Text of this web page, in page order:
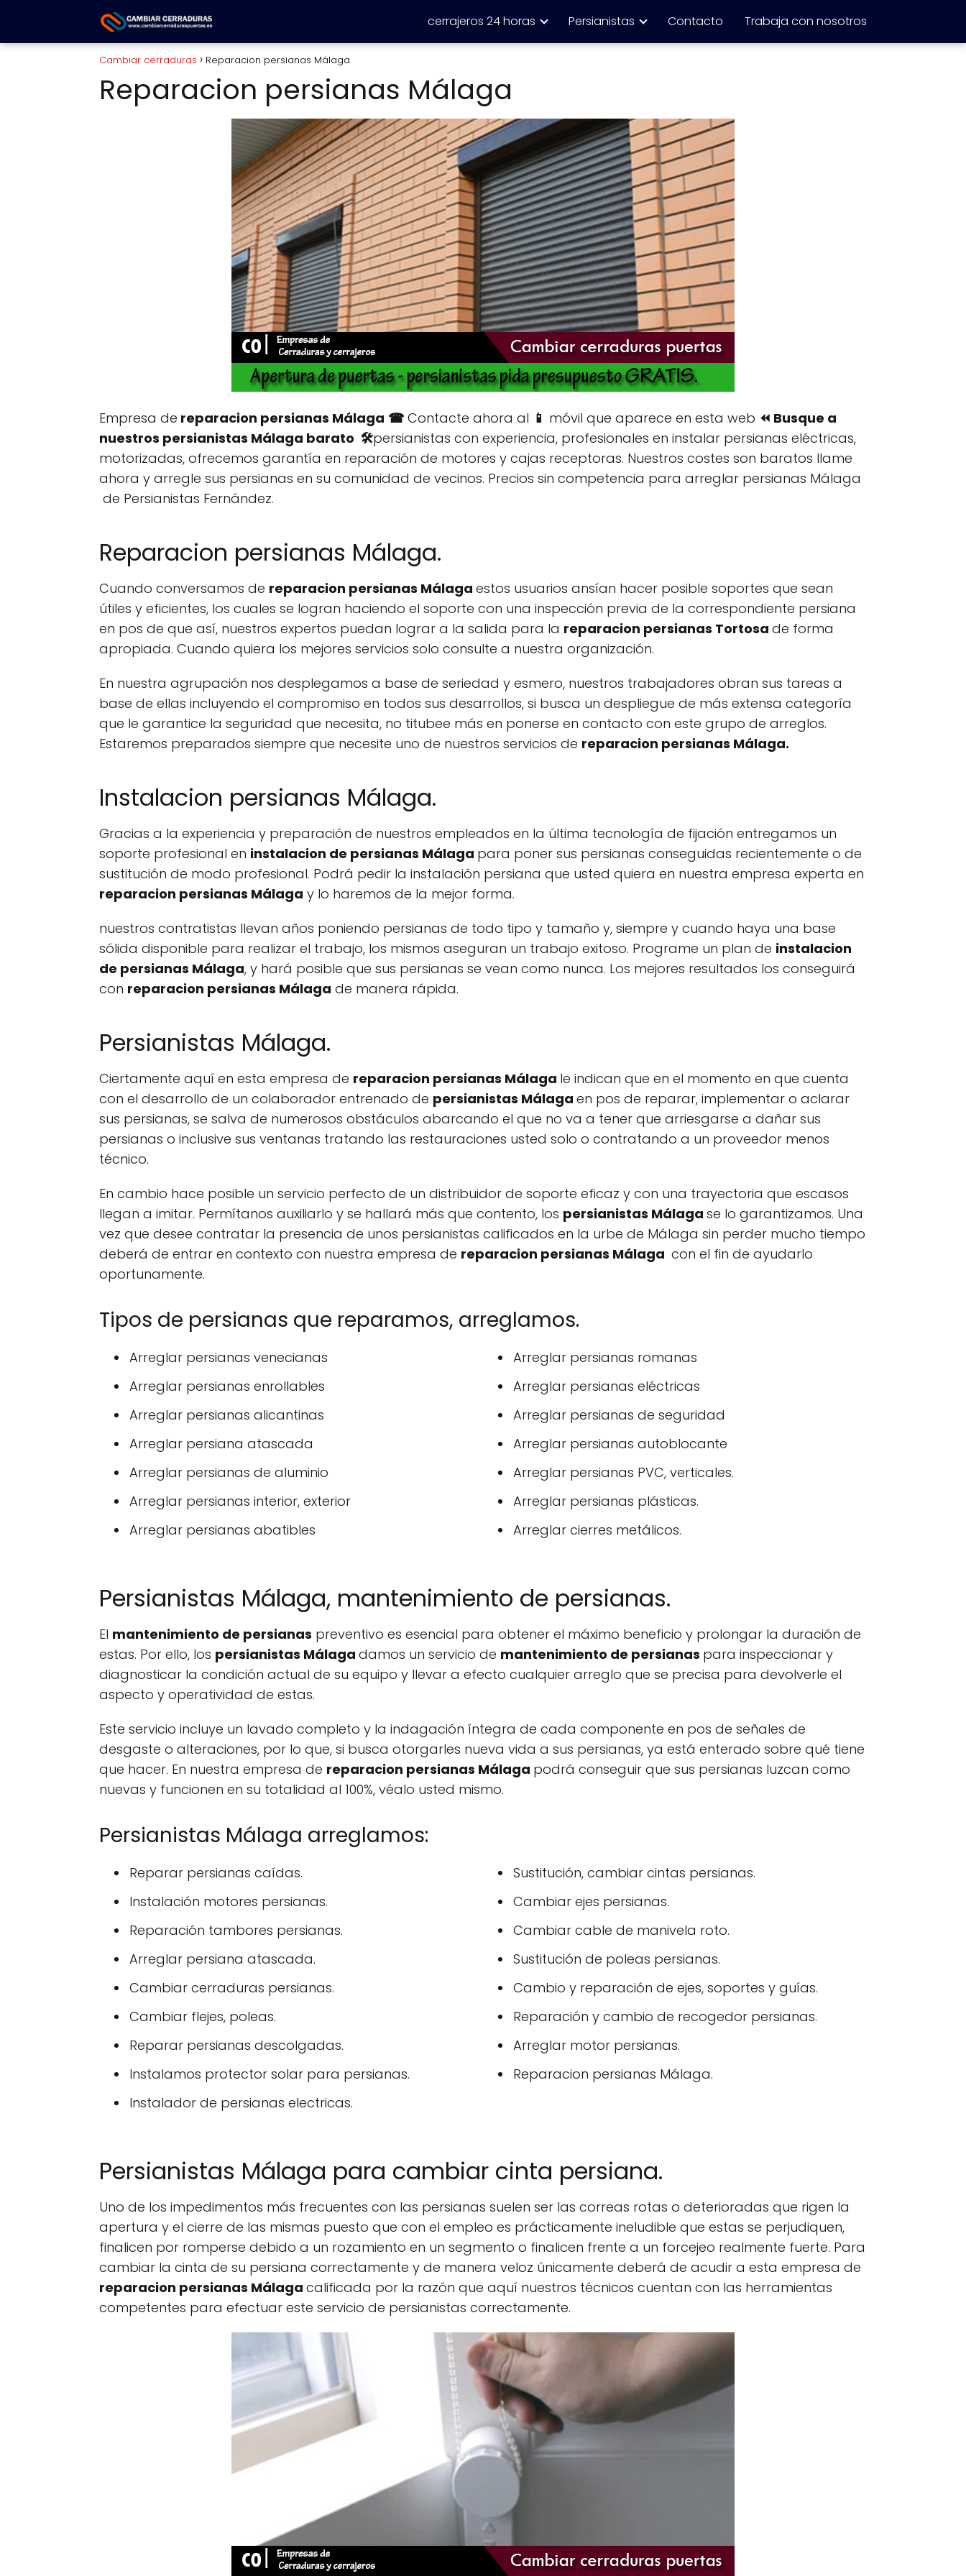
cerrajeros 24 horas Persianistas Contacto Trabaja con nosotros
Cambiar cerraduras Reparacion persianas Málaga
Reparacion persianas Málaga
Empresa de reparacion persianas Málaga ☎ Contacte ahora al 📱 móvil que aparece en esta web ⏪ Busque a
nuestros persianistas Málaga barato 🛠️persianistas con experiencia, profesionales en instalar persianas eléctricas,
motorizadas, ofrecemos garantía en reparación de motores y cajas receptoras. Nuestros costes son baratos llame
ahora y arregle sus persianas en su comunidad de vecinos. Precios sin competencia para arreglar persianas Málaga
de Persianistas Fernández.
Reparacion persianas Málaga.
Cuando conversamos de reparacion persianas Málaga estos usuarios ansían hacer posible soportes que sean
útiles y eficientes, los cuales se logran haciendo el soporte con una inspección previa de la correspondiente persiana
en pos de que así, nuestros expertos puedan lograr a la salida para la reparacion persianas Tortosa de forma
apropiada. Cuando quiera los mejores servicios solo consulte a nuestra organización.
En nuestra agrupación nos desplegamos a base de seriedad y esmero, nuestros trabajadores obran sus tareas a
base de ellas incluyendo el compromiso en todos sus desarrollos, si busca un despliegue de más extensa categoría
que le garantice la seguridad que necesita, no titubee más en ponerse en contacto con este grupo de arreglos.
Estaremos preparados siempre que necesite uno de nuestros servicios de reparacion persianas Málaga.
Instalacion persianas Málaga.
Gracias a la experiencia y preparación de nuestros empleados en la última tecnología de fijación entregamos un
soporte profesional en instalacion de persianas Málaga para poner sus persianas conseguidas recientemente o de
sustitución de modo profesional. Podrá pedir la instalación persiana que usted quiera en nuestra empresa experta en
reparacion persianas Málaga y lo haremos de la mejor forma.
nuestros contratistas llevan años poniendo persianas de todo tipo y tamaño y, siempre y cuando haya una base
sólida disponible para realizar el trabajo, los mismos aseguran un trabajo exitoso. Programe un plan de instalacion
de persianas Málaga, y hará posible que sus persianas se vean como nunca. Los mejores resultados los conseguirá
con reparacion persianas Málaga de manera rápida.
Persianistas Málaga.
Ciertamente aquí en esta empresa de reparacion persianas Málaga le indican que en el momento en que cuenta
con el desarrollo de un colaborador entrenado de persianistas Málaga en pos de reparar, implementar o aclarar
sus persianas, se salva de numerosos obstáculos abarcando el que no va a tener que arriesgarse a dañar sus
persianas o inclusive sus ventanas tratando las restauraciones usted solo o contratando a un proveedor menos
técnico.
En cambio hace posible un servicio perfecto de un distribuidor de soporte eficaz y con una trayectoria que escasos
llegan a imitar. Permítanos auxiliarlo y se hallará más que contento, los persianistas Málaga se lo garantizamos. Una
vez que desee contratar la presencia de unos persianistas calificados en la urbe de Málaga sin perder mucho tiempo
deberá de entrar en contexto con nuestra empresa de reparacion persianas Málaga con el fin de ayudarlo
oportunamente.
Tipos de persianas que reparamos, arreglamos.
Arreglar persianas venecianas
Arreglar persianas enrollables
Arreglar persianas alicantinas
Arreglar persiana atascada
Arreglar persianas de aluminio
Arreglar persianas interior, exterior
Arreglar persianas abatibles
Arreglar persianas romanas
Arreglar persianas eléctricas
Arreglar persianas de seguridad
Arreglar persianas autoblocante
Arreglar persianas PVC, verticales.
Arreglar persianas plásticas.
Arreglar cierres metálicos.
Persianistas Málaga, mantenimiento de persianas.
El mantenimiento de persianas preventivo es esencial para obtener el máximo beneficio y prolongar la duración de
estas. Por ello, los persianistas Málaga damos un servicio de mantenimiento de persianas para inspeccionar y
diagnosticar la condición actual de su equipo y llevar a efecto cualquier arreglo que se precisa para devolverle el
aspecto y operatividad de estas.
Este servicio incluye un lavado completo y la indagación íntegra de cada componente en pos de señales de
desgaste o alteraciones, por lo que, si busca otorgarles nueva vida a sus persianas, ya está enterado sobre qué tiene
que hacer. En nuestra empresa de reparacion persianas Málaga podrá conseguir que sus persianas luzcan como
nuevas y funcionen en su totalidad al 100%, véalo usted mismo.
Persianistas Málaga arreglamos:
Reparar persianas caídas.
Instalación motores persianas.
Reparación tambores persianas.
Arreglar persiana atascada.
Cambiar cerraduras persianas.
Cambiar flejes, poleas.
Reparar persianas descolgadas.
Instalamos protector solar para persianas.
Instalador de persianas electricas.
Sustitución, cambiar cintas persianas.
Cambiar ejes persianas.
Cambiar cable de manivela roto.
Sustitución de poleas persianas.
Cambio y reparación de ejes, soportes y guías.
Reparación y cambio de recogedor persianas.
Arreglar motor persianas.
Reparacion persianas Málaga.
Persianistas Málaga para cambiar cinta persiana.
Uno de los impedimentos más frecuentes con las persianas suelen ser las correas rotas o deterioradas que rigen la
apertura y el cierre de las mismas puesto que con el empleo es prácticamente ineludible que estas se perjudiquen,
finalicen por romperse debido a un rozamiento en un segmento o finalicen frente a un forcejeo realmente fuerte. Para
cambiar la cinta de su persiana correctamente y de manera veloz únicamente deberá de acudir a esta empresa de
reparacion persianas Málaga calificada por la razón que aquí nuestros técnicos cuentan con las herramientas
competentes para efectuar este servicio de persianistas correctamente.